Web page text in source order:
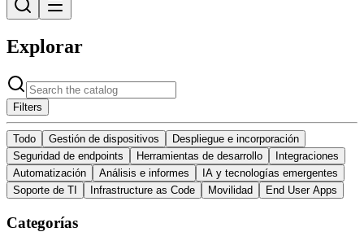
Explorar
Filters
Todo Gestión de dispositivos
Despliegue e incorporación
Seguridad de endpoints
Herramientas de desarrollo
Integraciones
Automatización
Análisis e informes
IA y tecnologías emergentes
Soporte de TI
Infrastructure as Code Movilidad End User Apps
Categorías